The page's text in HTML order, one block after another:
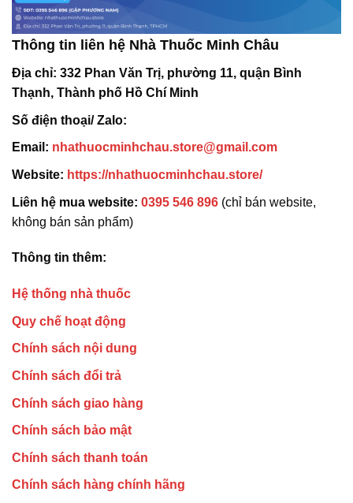
Thông tin liên hệ Nhà Thuốc Minh Châu
Địa chỉ: 332 Phan Văn Trị, phường 11, quận Bình
Thạnh, Thành phố Hồ Chí Minh
Số điện thoại/ Zalo:
Email: nhathuocminhchau.store@gmail.com
Website: https://nhathuocminhchau.store/
Liên hệ mua website: 0395 546 896 (chỉ bán website,
không bán sản phẩm)
Thông tin thêm:
Hệ thống nhà thuốc
Quy chế hoạt động
Chính sách nội dung
Chính sách đổi trả
Chính sách giao hàng
Chính sách bảo mật
Chính sách thanh toán
Chính sách hàng chính hãng